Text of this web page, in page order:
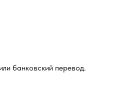
банковский перевод.